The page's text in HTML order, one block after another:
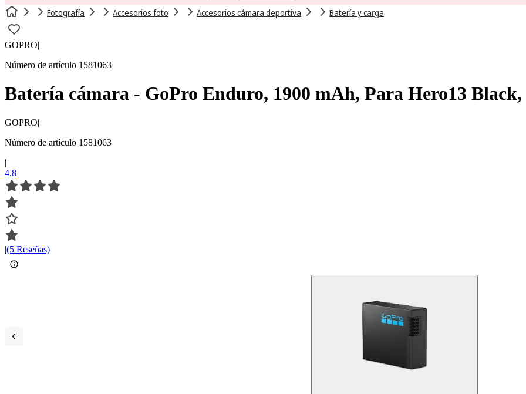
Fotografía Accesorios foto Accesorios cámara deportiva Batería y carga
GOPRO|
Número de artículo 1581063
Batería cámara - GoPro Enduro, 1900 mAh, Para Hero13 Black,
GOPRO|
Número de artículo 1581063
|
4.8
|(5 Reseñas)